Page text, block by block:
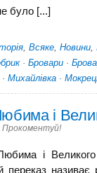
було [...]
Всяке Новини
· Бровари ·
· Михайлівка ·
і
Прокоментуй!
і
переказ